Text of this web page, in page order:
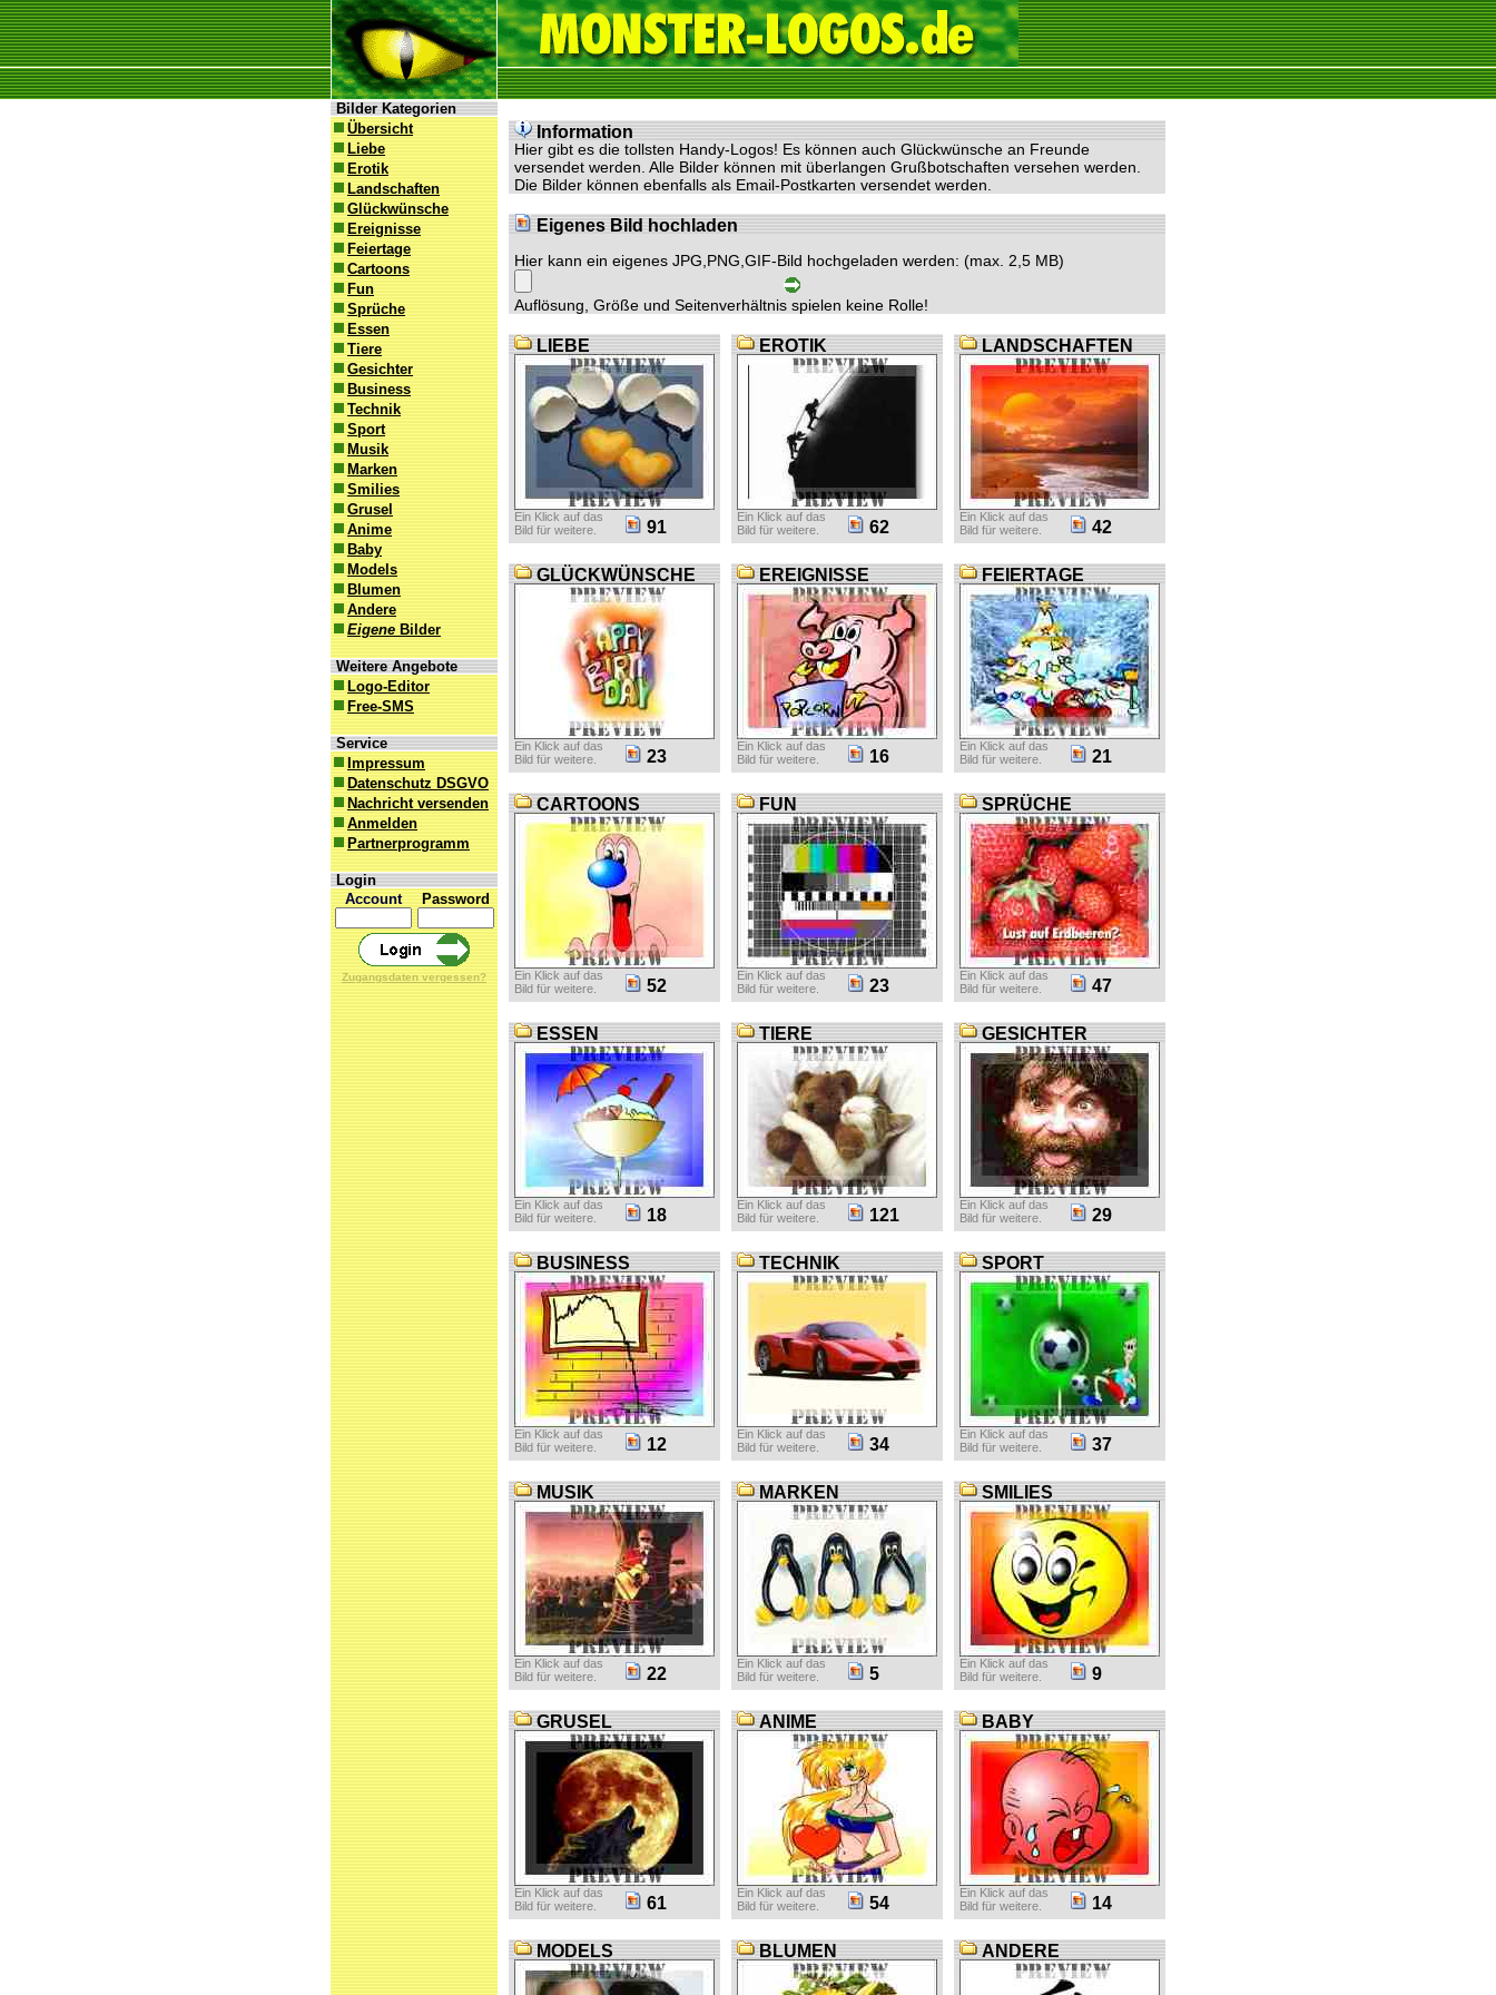
Bilder Kategorien
Übersicht
Liebe
Erotik
Landschaften
Glückwünsche
Ereignisse
Feiertage
Cartoons
Fun
Sprüche
Essen
Tiere
Gesichter
Business
Technik
Sport
Musik
Marken
Smilies
Grusel
Anime
Baby
Models
Blumen
Andere
Eigene Bilder
Weitere Angebote
Logo-Editor
Free-SMS
Service
Impressum
Datenschutz DSGVO
Nachricht versenden
Anmelden
Partnerprogramm
Login
Account
Password
Zugangsdaten vergessen?
Information
Hier gibt es die tollsten Handy-Logos! Es können auch Glückwünsche an Freunde
versendet werden. Alle Bilder können mit überlangen Grußbotschaften versehen werden.
Die Bilder können ebenfalls als Email-Postkarten versendet werden.
Eigenes Bild hochladen
Hier kann ein eigenes JPG,PNG,GIF-Bild hochgeladen werden: (max. 2,5 MB)
Auflösung, Größe und Seitenverhältnis spielen keine Rolle!
LIEBE
Ein Klick auf das
Bild für weitere.
91
EROTIK
Ein Klick auf das
Bild für weitere.
62
LANDSCHAFTEN
Ein Klick auf das
Bild für weitere.
42
GLÜCKWÜNSCHE
Ein Klick auf das
Bild für weitere.
23
EREIGNISSE
Ein Klick auf das
Bild für weitere.
16
FEIERTAGE
Ein Klick auf das
Bild für weitere.
21
CARTOONS
Ein Klick auf das
Bild für weitere.
52
FUN
Ein Klick auf das
Bild für weitere.
23
SPRÜCHE
Ein Klick auf das
Bild für weitere.
47
ESSEN
Ein Klick auf das
Bild für weitere.
18
TIERE
Ein Klick auf das
Bild für weitere.
121
GESICHTER
Ein Klick auf das
Bild für weitere.
29
BUSINESS
Ein Klick auf das
Bild für weitere.
12
TECHNIK
Ein Klick auf das
Bild für weitere.
34
SPORT
Ein Klick auf das
Bild für weitere.
37
MUSIK
Ein Klick auf das
Bild für weitere.
22
MARKEN
Ein Klick auf das
Bild für weitere.
5
SMILIES
Ein Klick auf das
Bild für weitere.
9
GRUSEL
Ein Klick auf das
Bild für weitere.
61
ANIME
Ein Klick auf das
Bild für weitere.
54
BABY
Ein Klick auf das
Bild für weitere.
14
MODELS BLUMEN ANDERE